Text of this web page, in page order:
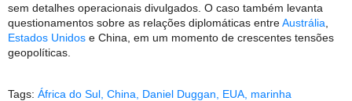
sem detalhes operacionais divulgados. O caso também levanta
questionamentos sobre as relações diplomáticas entreAustrália
Estados Unidos e China, em um momento de crescentes tensões
geopolíticas.
Tags: África do Sul China Daniel Duggan EUA marinha